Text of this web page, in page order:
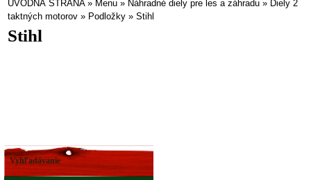
ÚVODNÁ STRANA» Menu » Náhradné diely pre les a záhradu » Diely 2
taktných motorov » Podložky » Stihl
Stihl
Vyhľadávanie